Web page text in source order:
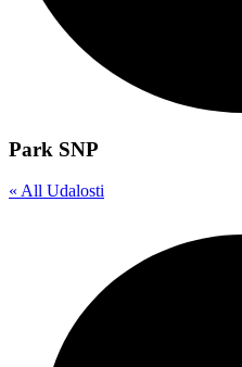
Park SNP
« All Udalosti